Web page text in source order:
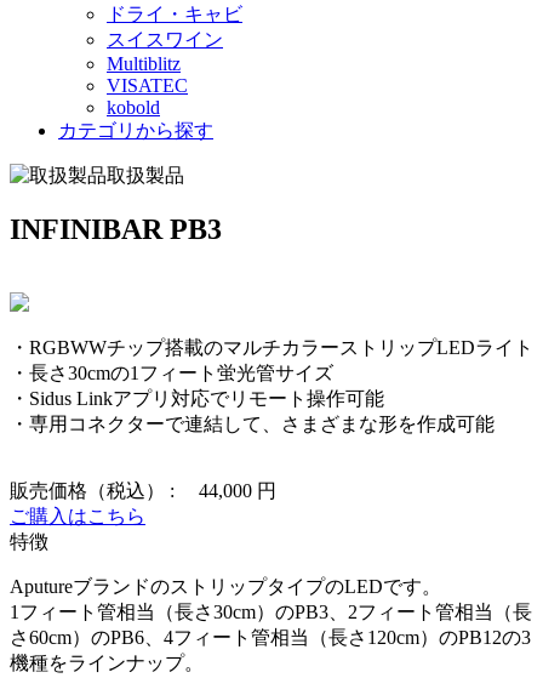
ドライ・キャビ
スイスワイン
Multiblitz
VISATEC
kobold
カテゴリから探す
取扱製品
INFINIBAR PB3
・RGBWWチップ搭載のマルチカラーストリップLEDライト
・長さ30cmの1フィート蛍光管サイズ
・Sidus Linkアプリ対応でリモート操作可能
・専用コネクターで連結して、さまざまな形を作成可能
販売価格（税込） :
44,000 円
ご購入はこちら
特徴
AputureブランドのストリップタイプのLEDです。
1フィート管相当（長さ30cm）のPB3、2フィート管相当（長
さ60cm）のPB6、4フィート管相当（長さ120cm）のPB12の3
機種をラインナップ。